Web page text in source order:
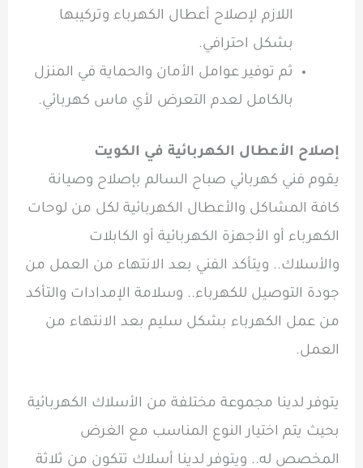
اللازم لإصلاح أعطال الكهرباء وتركيبها
بشكل احترافي.
ثم توفير عوامل الأمان والحماية في المنزل
بالكامل لعدم التعرض لأي ماس كهربائي.
إصلاح الأعطال الكهربائية في الكويت
يقوم فني كهربائي صباح السالم بإصلاح وصيانة
كافة المشاكل والأعطال الكهربائية لكل من لوحات
الكهرباء أو الأجهزة الكهربائية أو الكابلات
والأسلاك.. ويتأكد الفني بعد الانتهاء من العمل من
جودة التوصيل للكهرباء.. وسلامة الإمدادات والتأكد
من عمل الكهرباء بشكل سليم بعد الانتهاء من
العمل.
يتوفر لدينا مجموعة مختلفة من الأسلاك الكهربائية
بحيث يتم اختيار النوع المناسب مع الغرض
المخصص له.. ويتوفر لدينا أسلاك تتكون من ثلاثة